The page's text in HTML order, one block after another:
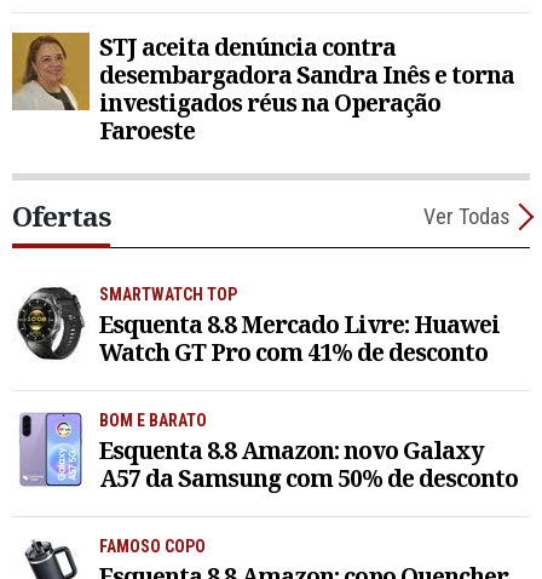
STJ aceita denúncia contra
desembargadora Sandra Inês e torna
investigados réus na Operação
Faroeste
Ofertas Ver Todas
SMARTWATCH TOP
Esquenta 8.8 Mercado Livre: Huawei
Watch GT Pro com 41% de desconto
BOM E BARATO
Esquenta 8.8 Amazon: novo Galaxy
A57 da Samsung com 50% de desconto
FAMOSO COPO